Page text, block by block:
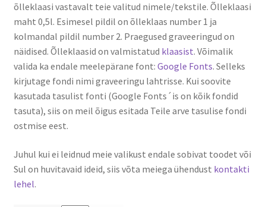
õlleklaasi vastavalt teie valitud nimele/tekstile. Õlleklaasi
maht 0,5l. Esimesel pildil on õlleklaas number 1 ja
kolmandal pildil number 2. Praegused graveeringud on
näidised. Õlleklaasid on valmistatud klaasist. Võimalik
valida ka endale meelepärane font: Google Fonts. Selleks
kirjutage fondi nimi graveeringu lahtrisse. Kui soovite
kasutada tasulist fonti (Google Fonts´is on kõik fondid
tasuta), siis on meil õigus esitada Teile arve tasulise fondi
ostmise eest.
Juhul kui ei leidnud meie valikust endale sobivat toodet või
Sul on huvitavaid ideid, siis võta meiega ühendust kontakti
lehel.